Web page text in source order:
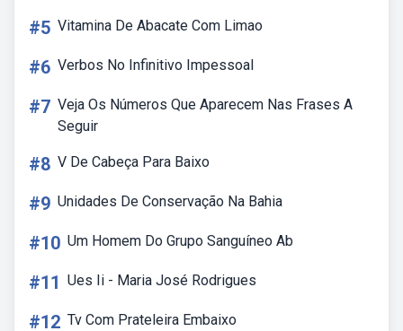
#5 Vitamina De Abacate Com Limao
#6 Verbos No Infinitivo Impessoal
#7 Veja Os Números Que Aparecem Nas Frases A
Seguir
#8 V De Cabeça Para Baixo
#9 Unidades De Conservação Na Bahia
#10 Um Homem Do Grupo Sanguíneo Ab
#11 Ues Ii - Maria José Rodrigues
#12 Tv Com Prateleira Embaixo